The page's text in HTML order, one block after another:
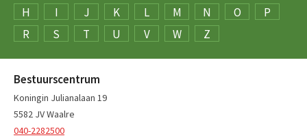
H
I J K L M N O
P
R
S T U V W Z
Bestuurscentrum
Koningin Julianalaan 19
5582 JV Waalre
040-2282500